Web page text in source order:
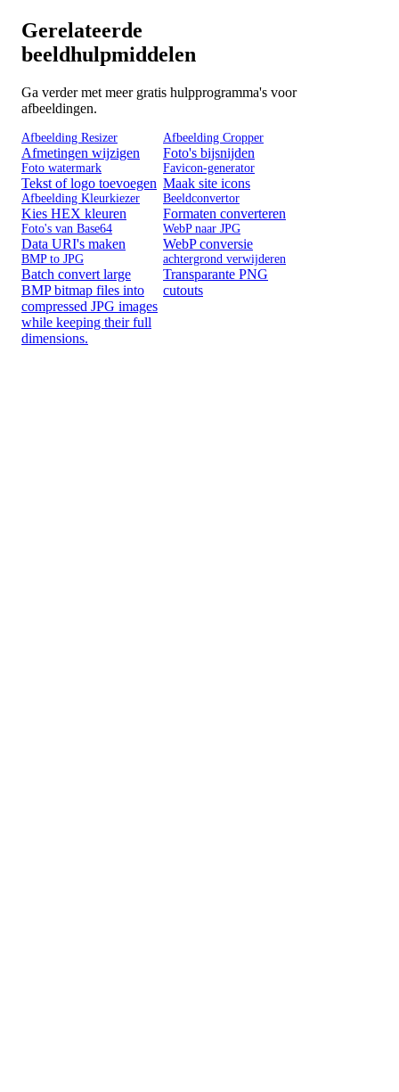
Gerelateerde
beeldhulpmiddelen
Ga verder met meer gratis hulpprogramma's voor
afbeeldingen.
Afbeelding Resizer
Afmetingen wijzigen
Afbeelding Cropper
Foto's bijsnijden
Foto watermark
Tekst of logo toevoegen
Favicon-generator
Maak site icons
Afbeelding Kleurkiezer
Kies HEX kleuren
Beeldconvertor
Formaten converteren
Foto's van Base64
Data URI's maken
WebP naar JPG
WebP conversie
BMP to JPG
Batch convert large
BMP bitmap files into
compressed JPG images
while keeping their full
dimensions.
achtergrond verwijderen
Transparante PNG
cutouts